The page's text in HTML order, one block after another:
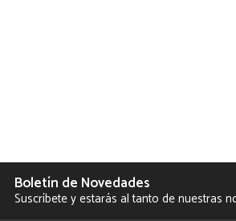
Boletín de Novedades
Suscríbete y estarás al tanto de nuestras